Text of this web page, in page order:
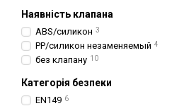
Наявність клапана
ABS/силикон 3
РР/силикон незаменяемый 4
без клапану 10
Категорія безпеки
EN149 6